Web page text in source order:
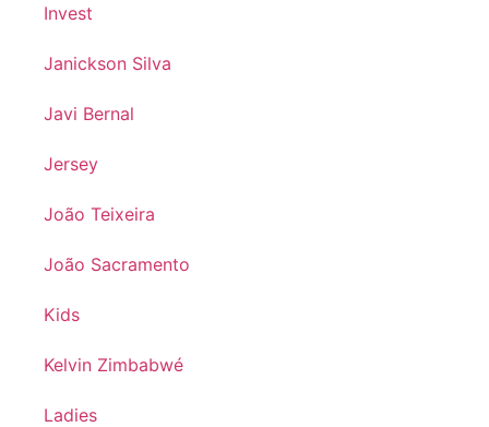
Invest
Janickson Silva
Javi Bernal
Jersey
João Teixeira
João Sacramento
Kids
Kelvin Zimbabwé
Ladies